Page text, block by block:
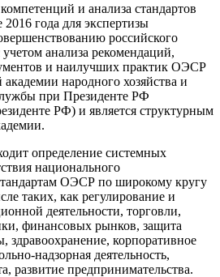
и анализа стандартов
года для экспертизы
российского
учетом анализа рекомендаций,
и наилучших практик ОЭСР
академии народного хозяйства и
при Президенте РФ
РФ) и является структурным
определение системных
национального
ОЭСР по широкому кругу
таких, как регулирование и
деятельности, торговли,
финансовых рынков, защита
корпоративное
надзорная деятельность,
развитие предпринимательства.